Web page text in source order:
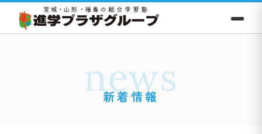
news
新着情報